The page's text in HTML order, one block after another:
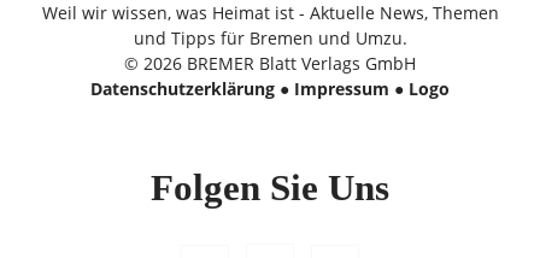
Weil wir wissen, was Heimat ist - Aktuelle News, Themen
und Tipps für Bremen und Umzu.
© 2026 BREMER Blatt Verlags GmbH
Datenschutzerklärung ● Impressum ● Logo
Folgen Sie Uns